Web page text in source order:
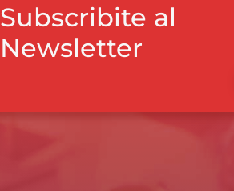
Subscribite al
Newsletter